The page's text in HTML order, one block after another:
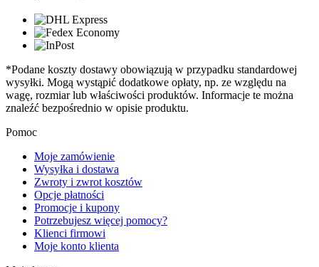
*Podane koszty dostawy obowiązują w przypadku standardowej
wysyłki. Mogą wystąpić dodatkowe opłaty, np. ze względu na
wagę, rozmiar lub właściwości produktów. Informacje te można
znaleźć bezpośrednio w opisie produktu.
Pomoc
Moje zamówienie
Wysyłka i dostawa
Zwroty i zwrot kosztów
Opcje płatności
Promocje i kupony
Potrzebujesz więcej pomocy?
Klienci firmowi
Moje konto klienta